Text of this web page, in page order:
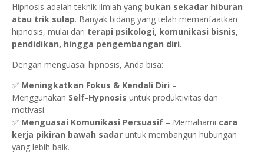
Hipnosis adalah teknik ilmiah yang bukan sekadar hiburan
atau trik sulap. Banyak bidang yang telah memanfaatkan
hipnosis, mulai dari terapi psikologi, komunikasi bisnis,
pendidikan, hingga pengembangan diri.
Dengan menguasai hipnosis, Anda bisa:
✅ Meningkatkan Fokus & Kendali Diri –
Menggunakan Self-Hypnosis untuk produktivitas dan
motivasi.
✅ Menguasai Komunikasi Persuasif – Memahami cara
kerja pikiran bawah sadar untuk membangun hubungan
yang lebih baik.